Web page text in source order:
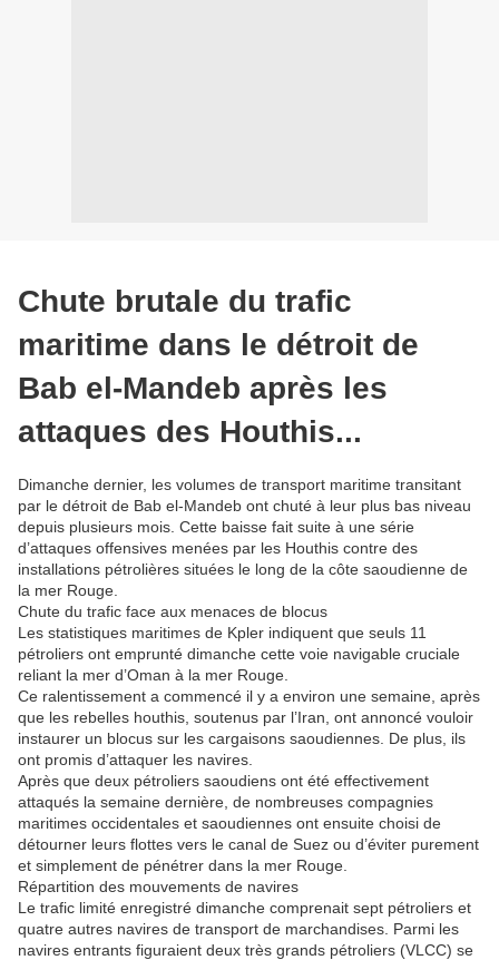
Chute brutale du trafic
maritime dans le détroit de
Bab el-Mandeb après les
attaques des Houthis...
Dimanche dernier, les volumes de transport maritime transitant
par le détroit de Bab el-Mandeb ont chuté à leur plus bas niveau
depuis plusieurs mois. Cette baisse fait suite à une série
d’attaques offensives menées par les Houthis contre des
installations pétrolières situées le long de la côte saoudienne de
la mer Rouge.
Chute du trafic face aux menaces de blocus
Les statistiques maritimes de Kpler indiquent que seuls 11
pétroliers ont emprunté dimanche cette voie navigable cruciale
reliant la mer d’Oman à la mer Rouge.
Ce ralentissement a commencé il y a environ une semaine, après
que les rebelles houthis, soutenus par l’Iran, ont annoncé vouloir
instaurer un blocus sur les cargaisons saoudiennes. De plus, ils
ont promis d’attaquer les navires.
Après que deux pétroliers saoudiens ont été effectivement
attaqués la semaine dernière, de nombreuses compagnies
maritimes occidentales et saoudiennes ont ensuite choisi de
détourner leurs flottes vers le canal de Suez ou d’éviter purement
et simplement de pénétrer dans la mer Rouge.
Répartition des mouvements de navires
Le trafic limité enregistré dimanche comprenait sept pétroliers et
quatre autres navires de transport de marchandises. Parmi les
navires entrants figuraient deux très grands pétroliers (VLCC) se